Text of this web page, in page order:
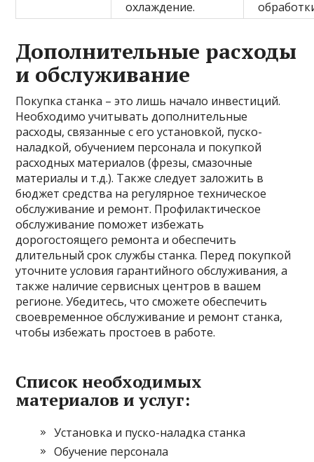
охлаждение.
Дополнительные расходы
и обслуживание
Покупка станка – это лишь начало инвестиций.
Необходимо учитывать дополнительные
расходы, связанные с его установкой, пуско-
наладкой, обучением персонала и покупкой
расходных материалов (фрезы, смазочные
материалы и т.д.). Также следует заложить в
бюджет средства на регулярное техническое
обслуживание и ремонт. Профилактическое
обслуживание поможет избежать
дорогостоящего ремонта и обеспечить
длительный срок службы станка. Перед покупкой
уточните условия гарантийного обслуживания, а
также наличие сервисных центров в вашем
регионе. Убедитесь, что сможете обеспечить
своевременное обслуживание и ремонт станка,
чтобы избежать простоев в работе.
Список необходимых
материалов и услуг:
Установка и пуско-наладка станка
Обучение персонала